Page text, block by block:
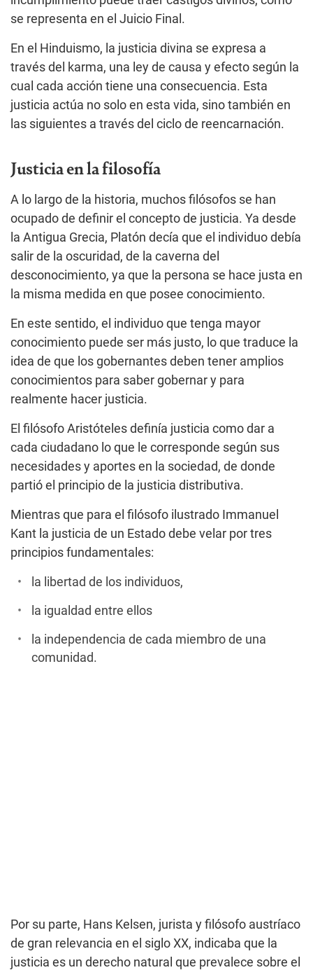
se representa en el Juicio Final.
En el Hinduismo, la justicia divina se expresa a
través del karma, una ley de causa y efecto según la
cual cada acción tiene una consecuencia. Esta
justicia actúa no solo en esta vida, sino también en
las siguientes a través del ciclo de reencarnación.
Justicia en la filosofía
A lo largo de la historia, muchos filósofos se han
ocupado de definir el concepto de justicia. Ya desde
la Antigua Grecia, Platón decía que el individuo debía
salir de la oscuridad, de la caverna del
desconocimiento, ya que la persona se hace justa en
la misma medida en que posee conocimiento.
En este sentido, el individuo que tenga mayor
conocimiento puede ser más justo, lo que traduce la
idea de que los gobernantes deben tener amplios
conocimientos para saber gobernar y para
realmente hacer justicia.
El filósofo Aristóteles definía justicia como dar a
cada ciudadano lo que le corresponde según sus
necesidades y aportes en la sociedad, de donde
partió el principio de la justicia distributiva.
Mientras que para el filósofo ilustrado Immanuel
Kant la justicia de un Estado debe velar por tres
principios fundamentales:
la libertad de los individuos,
la igualdad entre ellos
la independencia de cada miembro de una
comunidad.
Por su parte, Hans Kelsen, jurista y filósofo austríaco
de gran relevancia en el siglo XX, indicaba que la
justicia es un derecho natural que prevalece sobre el